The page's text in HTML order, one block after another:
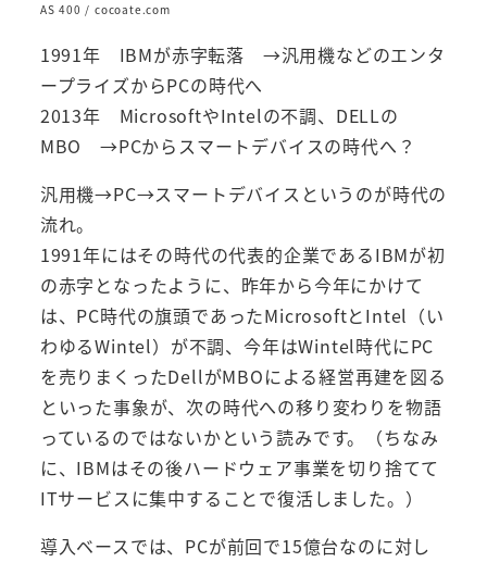
AS 400 / cocoate.com
1991年 IBMが赤字転落 →汎用機などのエンタ
ープライズからPCの時代へ
2013年 MicrosoftやIntelの不調、DELLの
MBO →PCからスマートデバイスの時代へ？
汎用機→PC→スマートデバイスというのが時代の
流れ。
1991年にはその時代の代表的企業であるIBMが初
の赤字となったように、昨年から今年にかけて
は、PC時代の旗頭であったMicrosoftとIntel（い
わゆるWintel）が不調、今年はWintel時代にPC
を売りまくったDellがMBOによる経営再建を図る
といった事象が、次の時代への移り変わりを物語
っているのではないかという読みです。（ちなみ
に、IBMはその後ハードウェア事業を切り捨てて
ITサービスに集中することで復活しました。）
導入ベースでは、PCが前回で15億台なのに対し